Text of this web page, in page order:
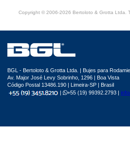
Copyright © 2006-2026 Bertoloto & Grotta Ltda.
BGL - Bertoloto & Grotta Ltda. | Bujes para
Av. Major José Levy Sobrinho, 1296 | Boa Vista
Código Postal 13486.190 | Limeira-SP | Brasil
|
+55 (19) 99392.2793 |